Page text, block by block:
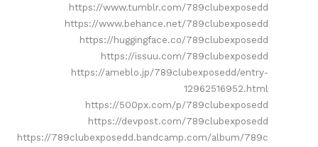
https://www.tumblr.com/789clubexposedd
https://www.behance.net/789clubexposedd
https://huggingface.co/789clubexposedd
https://issuu.com/789clubexposedd
https://ameblo.jp/789clubexposedd/entry-
12962516952.html
https://500px.com/p/789clubexposedd
https://devpost.com/789clubexposedd
https://789clubexposedd.bandcamp.com/album/789c